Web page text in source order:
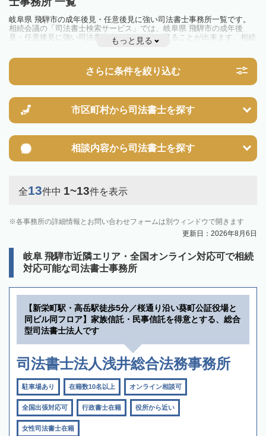
岐阜県 飛騨市の成年後見・任意後見に強い司法書士事務所一覧です。
相続会議の「司法書士検索サービス」では、岐阜県 飛騨市の成年後
見・任意後見に強い司法書士事務所を一覧で見ることが出来ます。相続
のトラブルやお悩みを抱えている方は一度近隣の司法書士に相談してみ
もっと見る
さらに条件を絞り込む
市区町村から司法書士を探す
相談内容から司法書士を探す
全13件中 1~13件を表示
各事務所の詳細情報とお問い合わせフォームは別ウィンドウで開きます
更新日：2026年8月6日
岐阜 飛騨市近隣エリア・全国オンライン対応可で相続
対応可能な司法書士事務所
【新栄町駅・高岳駅徒歩5分／桜通り沿い葵町公証役場と
同ビル同フロア】家族信託・民事信託を得意とする、総合
型司法書士法人です
司法書士法人浅井総合法務事務所
駐車場あり 在籍数10名以上 オンライン相談可
全国出張対応可 行政書士在籍 役所から近い
女性司法書士在籍